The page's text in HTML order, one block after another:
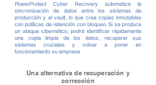
PowerProtect Cyber Recovery automatiza la
sincronización de datos entre los sistemas de
producción y el vault, lo que creacopias inmutables
con políticas de retención con bloqueo. Si se produce
un ataque cibernético, podrá identificar rápidamente
una copia limpia de los datos, recuperar sus
sistemas cruciales y volver a poner en
funcionamiento su empresa
Una alternativa de recuperación y
corrección